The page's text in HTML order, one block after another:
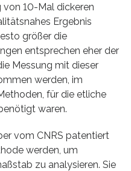
10-Mal dickeren
Ergebnis
größer die
entsprechen eher der
Messung mit dieser
werden, im
für die etliche
waren.
vom CNRS patentiert
werden, um
zu analysieren. Sie